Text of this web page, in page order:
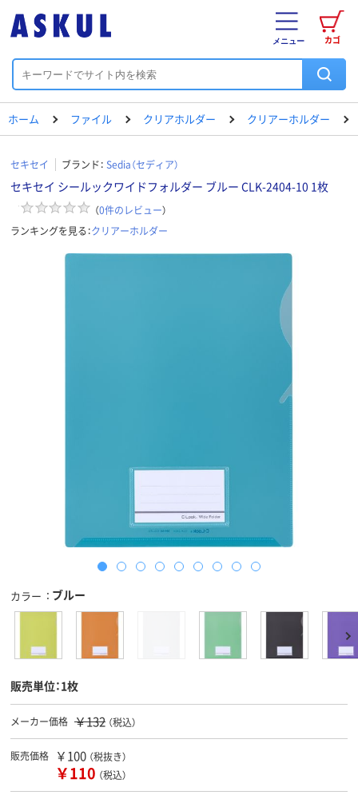
カゴ
メニュー
ホーム ファイル クリアホルダー クリアーホルダー
セキセイ ブランド： Sedia（セディア）
セキセイ シールックワイドフォルダー ブルー CLK-2404-10 1枚
（0件のレビュー）
ランキングを見る：クリアーホルダー
カラー ブルー
販売単位：1枚
メーカー価格 ￥132 （税込）
販売価格 ￥100 （税抜き）
￥110 （税込）